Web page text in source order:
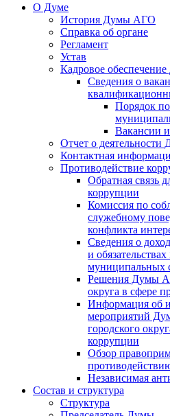
О Думе
История Думы АГО
Справка об органе
Регламент
Устав
Кадровое
Сведения о
Порядок
Вакансии
Отчет о деятельности
Контактная
Противодействие
Обратная связь
коррупции
Комиссия по
служебному
конфликта
Сведения о
и
муниципальных
Решения Думы
округа в сфере
Информация об
мероприятий
городского
коррупции
Обзор
Независимая
Состав и структура
Структура